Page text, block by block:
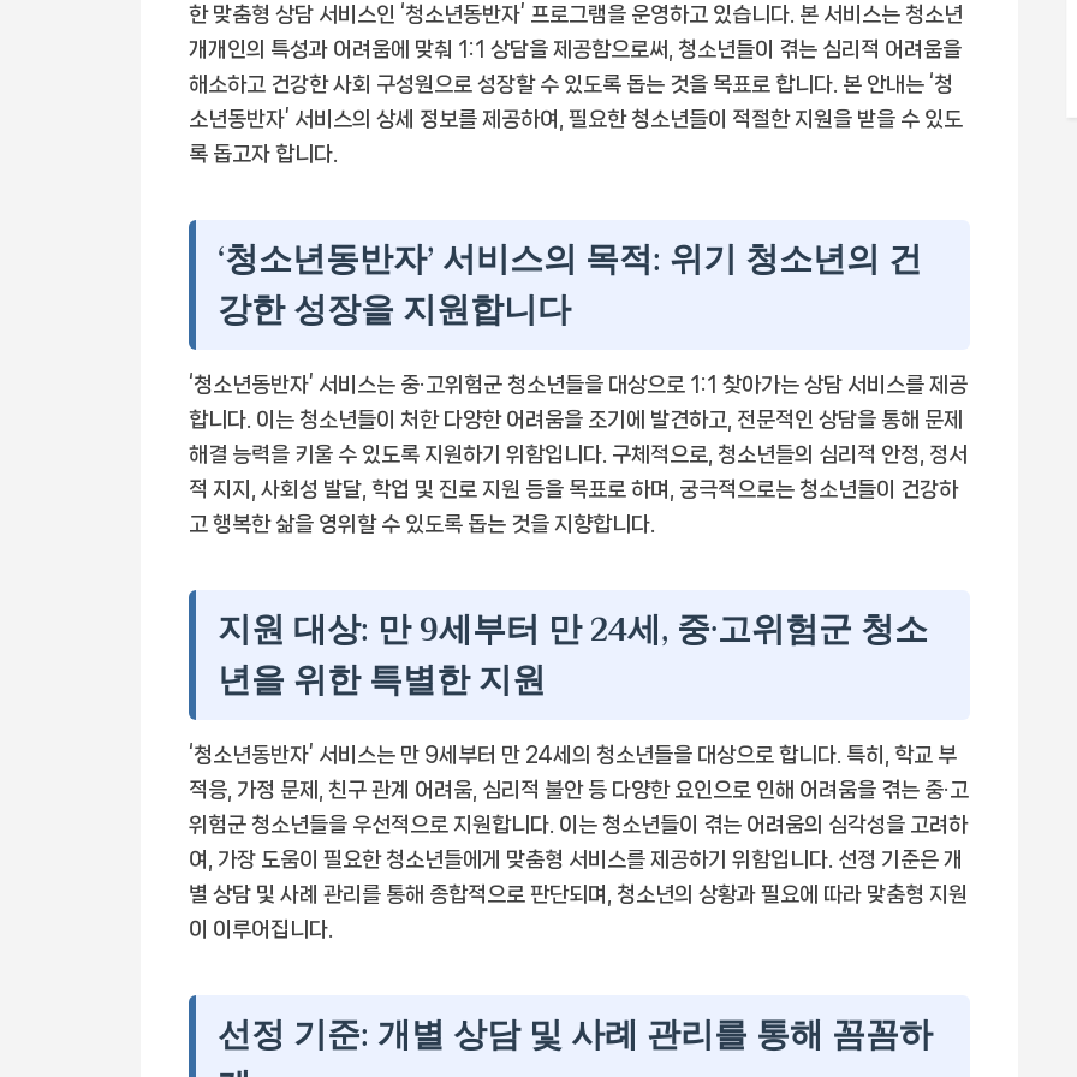
한 맞춤형 상담 서비스인 ‘청소년동반자’ 프로그램을 운영하고 있습니다. 본 서비스는 청소년
개개인의 특성과 어려움에 맞춰 1:1 상담을 제공함으로써, 청소년들이 겪는 심리적 어려움을
해소하고 건강한 사회 구성원으로 성장할 수 있도록 돕는 것을 목표로 합니다. 본 안내는 ‘청
소년동반자’ 서비스의 상세 정보를 제공하여, 필요한 청소년들이 적절한 지원을 받을 수 있도
록 돕고자 합니다.
‘청소년동반자’ 서비스의 목적: 위기 청소년의 건
강한 성장을 지원합니다
‘청소년동반자’ 서비스는 중·고위험군 청소년들을 대상으로 1:1 찾아가는 상담 서비스를 제공
합니다. 이는 청소년들이 처한 다양한 어려움을 조기에 발견하고, 전문적인 상담을 통해 문제
해결 능력을 키울 수 있도록 지원하기 위함입니다. 구체적으로, 청소년들의 심리적 안정, 정서
적 지지, 사회성 발달, 학업 및 진로 지원 등을 목표로 하며, 궁극적으로는 청소년들이 건강하
고 행복한 삶을 영위할 수 있도록 돕는 것을 지향합니다.
지원 대상: 만 9세부터 만 24세, 중·고위험군 청소
년을 위한 특별한 지원
‘청소년동반자’ 서비스는 만 9세부터 만 24세의 청소년들을 대상으로 합니다. 특히, 학교 부
적응, 가정 문제, 친구 관계 어려움, 심리적 불안 등 다양한 요인으로 인해 어려움을 겪는 중·고
위험군 청소년들을 우선적으로 지원합니다. 이는 청소년들이 겪는 어려움의 심각성을 고려하
여, 가장 도움이 필요한 청소년들에게 맞춤형 서비스를 제공하기 위함입니다. 선정 기준은 개
별 상담 및 사례 관리를 통해 종합적으로 판단되며, 청소년의 상황과 필요에 따라 맞춤형 지원
이 이루어집니다.
선정 기준: 개별 상담 및 사례 관리를 통해 꼼꼼하